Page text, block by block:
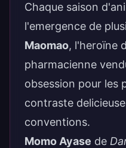
Chaque saison
l'emergence de
Maomao, l'heroïne
pharmacienne
obsession pour les
contraste
conventions.
Momo Ayase de